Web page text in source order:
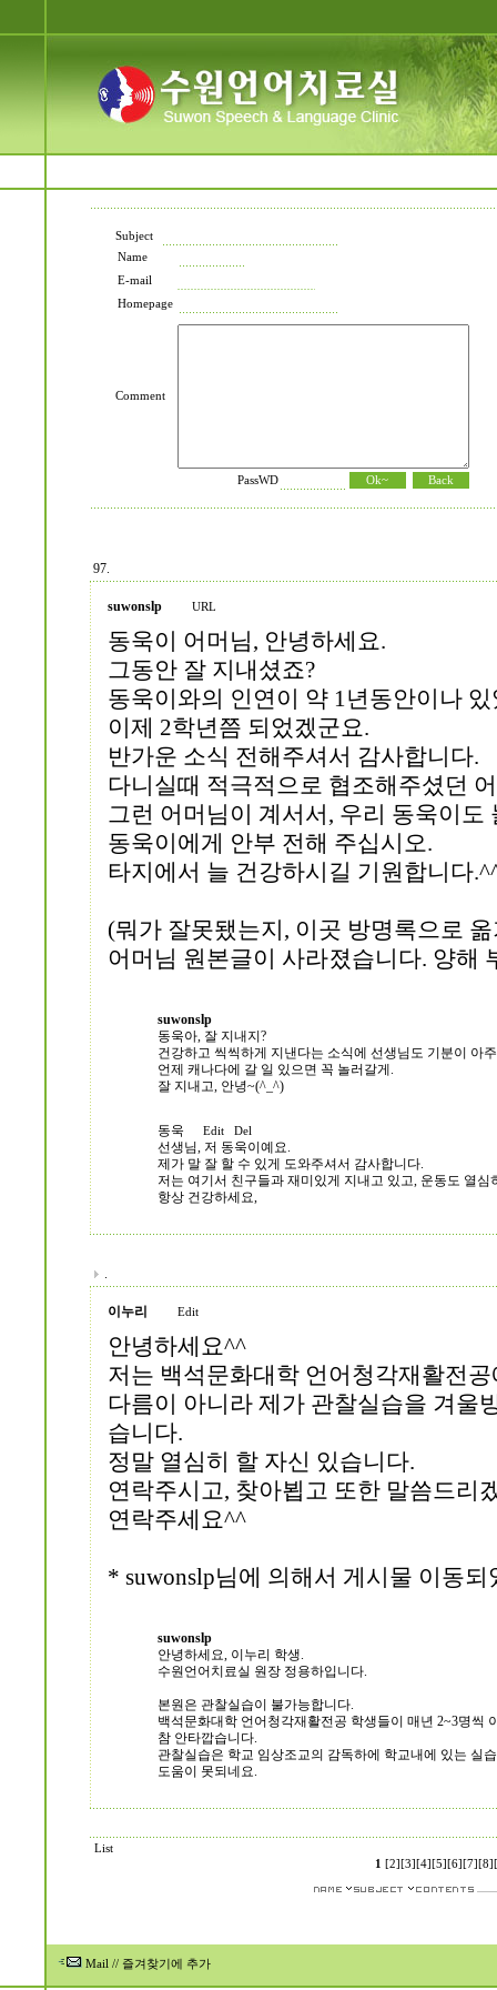
Subject
Name
E-mail
Homepage
Comment
PassWD
97.
suwonslp URL
동욱이 어머님, 안녕하세요.
그동안 잘 지내셨죠?
동욱이와의 인연이 약 1년동안이나
이제 2학년쯤 되었겠군요.
반가운 소식 전해주셔서 감사합니다.
다니실때 적극적으로 협조해주셨던
그런 어머님이 계서서, 우리 동욱이도
동욱이에게 안부 전해 주십시오.
타지에서 늘 건강하시길 기원합니다
(뭐가 잘못됐는지, 이곳 방명록으로
어머님 원본글이 사라졌습니다. 양해
suwonslp
동욱아, 잘 지내지?
건강하고 씩씩하게 지낸다는 소식에 선생님도 기분이 아
언제 캐나다에 갈 일 있으면 꼭 놀러갈게.
잘 지내고, 안녕~(^_^)
동욱 Edit Del
선생님, 저 동욱이예요.
제가 말 잘 할 수 있게 도와주셔서 감사합니다.
저는 여기서 친구들과 재미있게 지내고 있고, 운동도 열
항상 건강하세요,
.
이누리 Edit
안녕하세요^^
저는 백석문화대학 언어청각재활전
다름이 아니라 제가 관찰실습을 겨울
습니다.
정말 열심히 할 자신 있습니다.
연락주시고, 찾아뵙고 또한 말씀드리
연락주세요^^
* suwonslp님에 의해서 게시물 이동되
suwonslp
안녕하세요, 이누리 학생.
수원언어치료실 원장 정용하입니다.
본원은 관찰실습이 불가능합니다.
백석문화대학 언어청각재활전공 학생들이 매년 2~3명씩
참 안타깝습니다.
관찰실습은 학교 임상조교의 감독하에 학교내에 있는 실
도움이 못되네요.
List
1
[2] [3] [4] [5] [6] [7] [8]
Mail // 즐겨찾기에 추가